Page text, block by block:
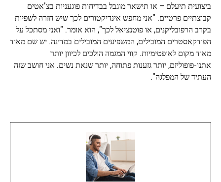
ביצועית תיעלם – או תישאר מוגבל בבדיחות פוגעניות בצ'אטים
קבוצתיים פרטיים. "אני מחפש אינדיקטורים לכך שיש חזרה לשפיות
בקרב הרפובליקנים, או פוטנציאל לכך", הוא אומר. "ואני מסתכל על
הפודקאסטרים המובילים, המשפיעים המובילים במדינה. יש שם מאוד
מאוד מקום לאופטימיות. קווי המגמה הולכים לכיוון יותר
אתנו-פופוליזם, יותר גזענות פתוחה, יותר שנאת נשים. אני חושב שזה
העתיד של המפלגה".